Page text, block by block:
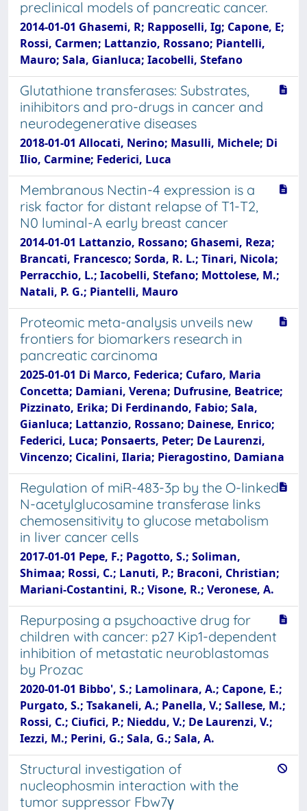
preclinical models of pancreatic cancer.
2014-01-01 Ghasemi, R; Rapposelli, Ig; Capone, E;
Rossi, Carmen; Lattanzio, Rossano; Piantelli,
Mauro; Sala, Gianluca; Iacobelli, Stefano
Glutathione transferases: Substrates,
inihibitors and pro-drugs in cancer and
neurodegenerative diseases
2018-01-01 Allocati, Nerino; Masulli, Michele; Di
Ilio, Carmine; Federici, Luca
Membranous Nectin-4 expression is a
risk factor for distant relapse of T1-T2,
N0 luminal-A early breast cancer
2014-01-01 Lattanzio, Rossano; Ghasemi, Reza;
Brancati, Francesco; Sorda, R. L.; Tinari, Nicola;
Perracchio, L.; Iacobelli, Stefano; Mottolese, M.;
Natali, P. G.; Piantelli, Mauro
Proteomic meta-analysis unveils new
frontiers for biomarkers research in
pancreatic carcinoma
2025-01-01 Di Marco, Federica; Cufaro, Maria
Concetta; Damiani, Verena; Dufrusine, Beatrice;
Pizzinato, Erika; Di Ferdinando, Fabio; Sala,
Gianluca; Lattanzio, Rossano; Dainese, Enrico;
Federici, Luca; Ponsaerts, Peter; De Laurenzi,
Vincenzo; Cicalini, Ilaria; Pieragostino, Damiana
Regulation of miR-483-3p by the O-linked
N-acetylglucosamine transferase links
chemosensitivity to glucose metabolism
in liver cancer cells
2017-01-01 Pepe, F.; Pagotto, S.; Soliman,
Shimaa; Rossi, C.; Lanuti, P.; Braconi, Christian;
Mariani-Costantini, R.; Visone, R.; Veronese, A.
Repurposing a psychoactive drug for
children with cancer: p27 Kip1-dependent
inhibition of metastatic neuroblastomas
by Prozac
2020-01-01 Bibbo', S.; Lamolinara, A.; Capone, E.;
Purgato, S.; Tsakaneli, A.; Panella, V.; Sallese, M.;
Rossi, C.; Ciufici, P.; Nieddu, V.; De Laurenzi, V.;
Iezzi, M.; Perini, G.; Sala, G.; Sala, A.
Structural investigation of
nucleophosmin interaction with the
tumor suppressor Fbw7γ